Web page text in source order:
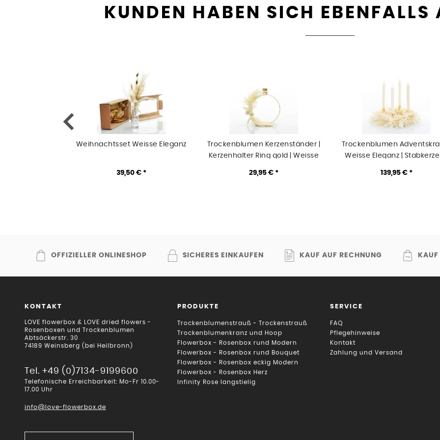
KUNDEN HABEN SICH EBENFALLS
Weihnachtsset Weisse Eleganz
39,50 € *
Trockenblumen Kerzenständer |
Kerzenhalter Ring gold | Weisse
29,95 € *
Trockenblumen
Weisse Eleganz |
139,95 € *
OFFIZIELLER ONLINESHOP SICHERES EINKAUFEN KAUF AUF RECHNUNG KAUF
KONTAKT
LOVE flowerbox & LOVE dried flowers -
Rosenboxen und Trockenblumen
Abtsäckerstr. 30
74189 Weinsberg (bei Heilbronn)
Tel. +49 (0)7134-9199600
Telefonische Erreichbarkeit: Mo-Fr 10.00-
17.00 Uhr
info@love-flowerbox.de
PRODUKTE
Trockenblumenstrauß - Trockenstrauß
Trockenblumenkranz und Hoop
Flowerbox - Rosenbox rund Modern
Flowerbox - Rosenbox rund Bouquet
Flowerbox - Rosenbox eckig Modern
Flowerbox - Rosenbox Herz
Infinity Rose langstielig
SERVICE
FAQ
Pflegehinweise
Kontakt
Zahlung und Versand